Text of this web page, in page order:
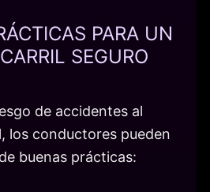
PARA UN
SEGURO
de accidentes al
los conductores pueden
buenas prácticas: